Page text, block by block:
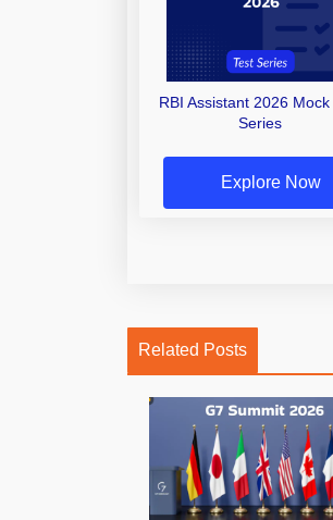
RBI Assistant 2026 Mock
Series
Explore Now
Related Posts